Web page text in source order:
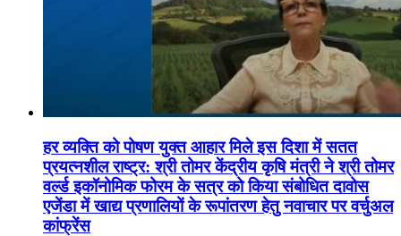
हर व्यक्ति को पोषण युक्त आहार मिले इस दिशा में सतत
प्रयत्नशील राष्ट्र: श्री तोमर केंद्रीय कृषि मंत्री ने श्री तोमर
वर्ल्ड इकॉनोमिक फोरम के सत्र को किया संबोधित दावोस
एजेंडा में खाद्य प्रणालियों के रूपांतरण हेतु नवाचार पर वर्चुअल
कांफ्रेंस